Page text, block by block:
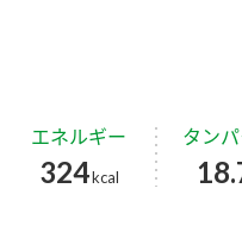
エネルギー
324kcal
タン